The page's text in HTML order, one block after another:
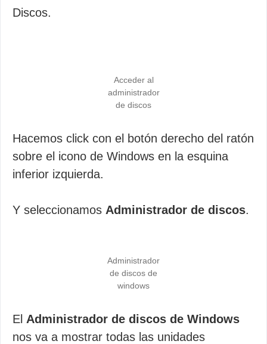
Discos.
Acceder al
administrador
de discos
Hacemos click con el botón derecho del ratón
sobre el icono de Windows en la esquina
inferior izquierda.
Y seleccionamos Administrador de discos.
Administrador
de discos de
windows
El Administrador de discos de Windows
nos va a mostrar todas las unidades